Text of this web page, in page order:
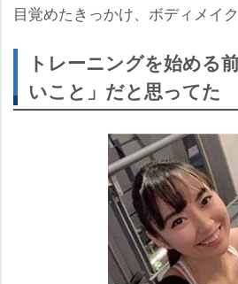
目覚めたきっかけ、ボディメイ
トレーニングを始める
いこと」だと思ってた